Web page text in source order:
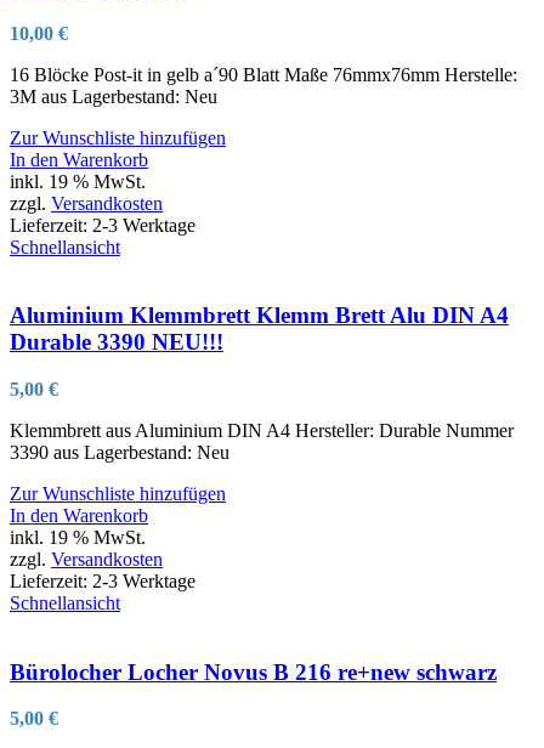
10,00 €
16 Blöcke Post-it in gelb a´90 Blatt Maße 76mmx76mm Herstelle:
3M aus Lagerbestand: Neu
Zur Wunschliste hinzufügen
In den Warenkorb
inkl. 19 % MwSt.
zzgl. Versandkosten
Lieferzeit: 2-3 Werktage
Schnellansicht
Aluminium Klemmbrett Klemm Brett Alu DIN A4
Durable 3390 NEU!!!
5,00 €
Klemmbrett aus Aluminium DIN A4 Hersteller: Durable Nummer
3390 aus Lagerbestand: Neu
Zur Wunschliste hinzufügen
In den Warenkorb
inkl. 19 % MwSt.
zzgl. Versandkosten
Lieferzeit: 2-3 Werktage
Schnellansicht
Bürolocher Locher Novus B 216 re+new schwarz
5,00 €